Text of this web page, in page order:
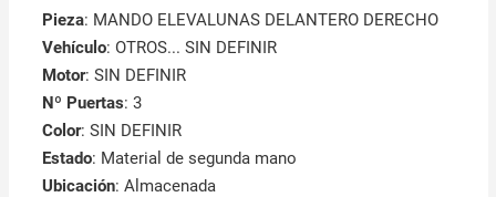
Pieza: MANDO ELEVALUNAS DELANTERO DERECHO
Vehículo: OTROS... SIN DEFINIR
Motor: SIN DEFINIR
Nº Puertas: 3
Color: SIN DEFINIR
Estado: Material de segunda mano
Ubicación: Almacenada